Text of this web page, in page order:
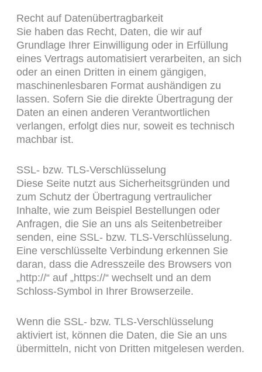
Recht auf Daten­übertrag­barkeit
Sie haben das Recht, Daten, die wir auf
Grundlage Ihrer Einwilligung oder in Erfüllung
eines Vertrags automatisiert verarbeiten, an sich
oder an einen Dritten in einem gängigen,
maschinenlesbaren Format aushändigen zu
lassen. Sofern Sie die direkte Übertragung der
Daten an einen anderen Verantwortlichen
verlangen, erfolgt dies nur, soweit es technisch
machbar ist.
SSL- bzw. TLS-Verschlüsselung
Diese Seite nutzt aus Sicherheitsgründen und
zum Schutz der Übertragung vertraulicher
Inhalte, wie zum Beispiel Bestellungen oder
Anfragen, die Sie an uns als Seitenbetreiber
senden, eine SSL- bzw. TLS-Verschlüsselung.
Eine verschlüsselte Verbindung erkennen Sie
daran, dass die Adresszeile des Browsers von
„http://“ auf „https://“ wechselt und an dem
Schloss-Symbol in Ihrer Browserzeile.
Wenn die SSL- bzw. TLS-Verschlüsselung
aktiviert ist, können die Daten, die Sie an uns
übermitteln, nicht von Dritten mitgelesen werden.